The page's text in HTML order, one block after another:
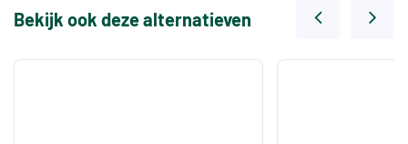
Bekijk ook deze alternatieven